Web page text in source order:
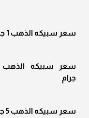
سعر سبيكه الذهب 1 جرام
جرام
سعر سبيكه الذهب 5 جرام